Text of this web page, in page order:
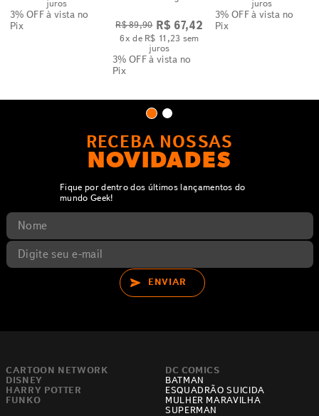
juros
3% OFFà vista no
Pix
R$ 89,90 R$ 67,42
6x de R$ 11 ,23 sem
juros
3% OFFà vista no
Pix
juros
3% OFFà vista no
Pix
RECEBA NOSSAS
NOVIDADES
Fique por dentro dos últimos lançamentos do
mundo Geek!
ENVIAR
CARTOON NETWORK
DISNEY
HARRY POTTER
FUNKO
DC COMICS
BATMAN
ESQUADRÃO SUICIDA
MULHER MARAVILHA
SUPERMAN